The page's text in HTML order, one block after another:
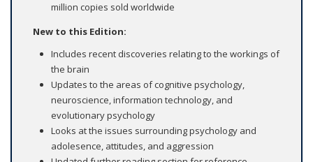
million copies sold worldwide
New to this Edition:
Includes recent discoveries relating to the workings of
the brain
Updates to the areas of cognitive psychology,
neuroscience, information technology, and
evolutionary psychology
Looks at the issues surrounding psychology and
adolesence, attitudes, and aggression